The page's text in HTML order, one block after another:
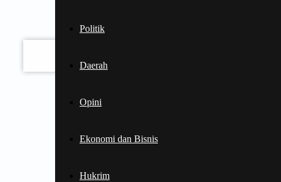
Politik
Daerah
Opini
Ekonomi dan Bisnis
Hukrim